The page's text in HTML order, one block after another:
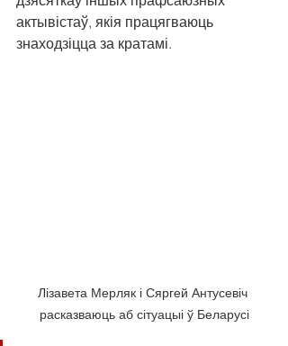
актывістаў, якія працягваюць
знаходзіцца за кратамі.
Лізавета Мерляк і Сяргей Антусевіч
расказваюць аб сітуацыі ў Беларусі